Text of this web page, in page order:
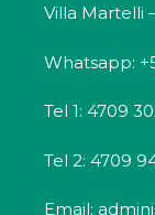
Villa Martelli
Whatsapp:
Tel 1: 4709
Tel 2: 4709
Email: